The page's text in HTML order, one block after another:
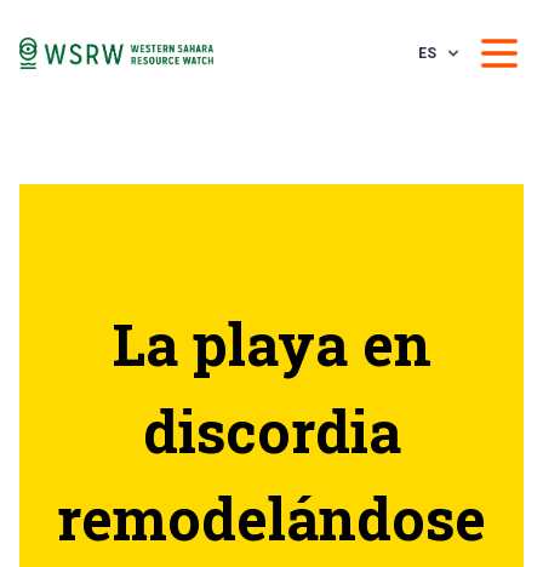
ES
La playa en
discordia
remodelándose